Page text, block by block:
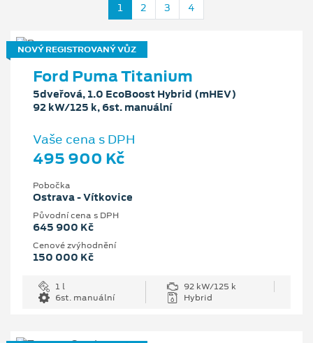
1 2 3 4
NOVÝ REGISTROVANÝ VŮZ
Ford Puma Titanium
5dveřová, 1.0 EcoBoost Hybrid (mHEV)
92 kW/125 k, 6st. manuální
Vaše cena s DPH
495 900 Kč
Pobočka
Ostrava - Vítkovice
Původní cena s DPH
645 900 Kč
Cenové zvýhodnění
150 000 Kč
1 l
92 kW/125 k
6st. manuální
Hybrid